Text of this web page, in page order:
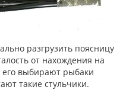
разгрузить поясницу
от нахождения на
его выбирают рыбаки
такие стульчики.